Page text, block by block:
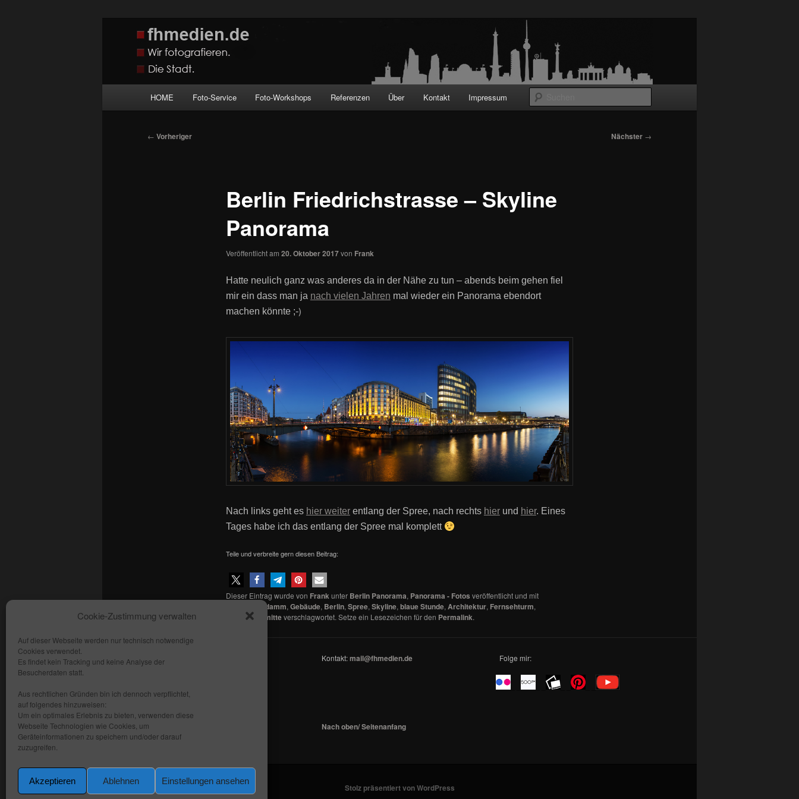
Cookie-Zustimmung verwalten
Auf dieser Webseite werden nur technisch notwendige
Cookies verwendet.
Es findet kein Tracking und keine Analyse der
Besucherdaten statt.
Aus rechtlichen Gründen bin ich dennoch verpflichtet,
auf folgendes hinzuweisen:
Um ein optimales Erlebnis zu bieten, verwenden diese
Webseite Technologien wie Cookies, um
Geräteinformationen zu speichern und/oder darauf
zuzugreifen.
Akzeptieren Ablehnen Einstellungen ansehen
fhmedien.de
Wir fotografieren die Hauptstadt!
HOME Foto-Service Foto-Workshops Referenzen Über Kontakt Impressum
Beitragsnavigation
← Vorheriger Nächster →
Berlin Friedrichstrasse – Skyline
Panorama
Veröffentlicht am 20. Oktober 2017von Frank
Hatte neulich ganz was anderes da in der Nähe zu tun – abends beim gehen fiel
mir ein dass man ja nach vielen Jahren mal wieder ein Panorama ebendort
machen könnte ;-)
Nach links geht es hier weiterentlang der Spree, nach rechts hierund hier. Eines
Tages habe ich das entlang der Spree mal komplett
Teile und verbreite gern diesen Beitrag:
Dieser Eintrag wurde von Frankunter Berlin Panorama, Panorama - Fotos veröffentlicht und mit
Schiffbauerdamm, Gebäude, Berlin, Spree, Skyline, blaue Stunde, Architektur, Fernsehturm,
Panorama mitteverschlagwortet. Setze ein Lesezeichen für den Permalink.
Copyright: fhmedien.de 2012 - 2026
Kontakt
Datenschutzerklärung
Impressum
Kontakt:mail@fhmedien.de
Nach oben/ Seitenanfang
Folge mir:
_ _ _ _ _ _
Stolz präsentiert von WordPress